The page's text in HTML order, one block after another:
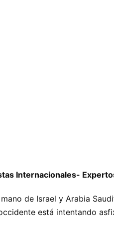
Internacionales-
de Israel y Arabia
está intentando